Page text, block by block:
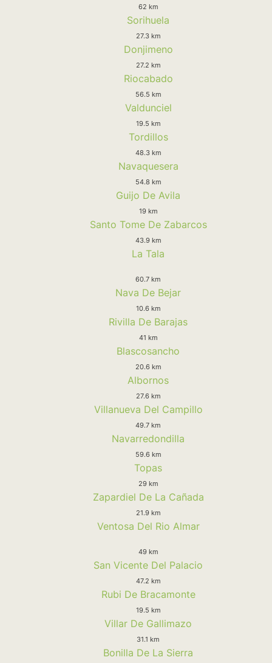
62 km
Sorihuela
27.3 km
Donjimeno
27.2 km
Riocabado
56.5 km
Valdunciel
19.5 km
Tordillos
48.3 km
Navaquesera
54.8 km
Guijo De Avila
19 km
Santo Tome De Zabarcos
43.9 km
La Tala
60.7 km
Nava De Bejar
10.6 km
Rivilla De Barajas
41 km
Blascosancho
20.6 km
Albornos
27.6 km
Villanueva Del Campillo
49.7 km
Navarredondilla
59.6 km
Topas
29 km
Zapardiel De La Cañada
21.9 km
Ventosa Del Rio Almar
49 km
San Vicente Del Palacio
47.2 km
Rubi De Bracamonte
19.5 km
Villar De Gallimazo
31.1 km
Bonilla De La Sierra